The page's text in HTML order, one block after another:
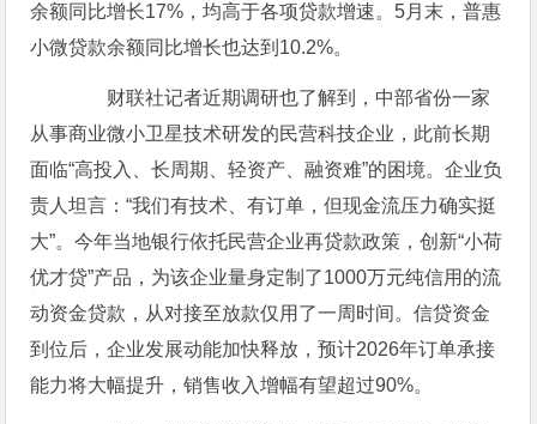
余额同比增长17%，均高于各项贷款增速。5月末，普惠
小微贷款余额同比增长也达到10.2%。
财联社记者近期调研也了解到，中部省份一家
从事商业微小卫星技术研发的民营科技企业，此前长期
面临“高投入、长周期、轻资产、融资难”的困境。企业负
责人坦言：“我们有技术、有订单，但现金流压力确实挺
大”。今年当地银行依托民营企业再贷款政策，创新“小荷
优才贷”产品，为该企业量身定制了1000万元纯信用的流
动资金贷款，从对接至放款仅用了一周时间。信贷资金
到位后，企业发展动能加快释放，预计2026年订单承接
能力将大幅提升，销售收入增幅有望超过90%。